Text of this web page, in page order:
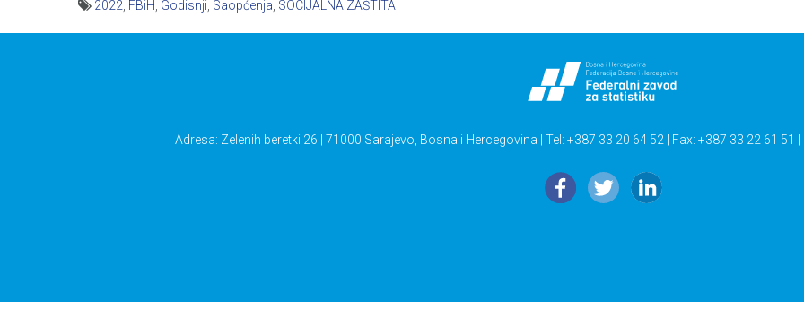
2022 FBiH Godisnji Saopćenja SOCIJALNA ZAŠTITA
Adresa: Zelenih beretki 26 | 71000 Sarajevo, Bosna i Hercegovina | Tel: +387 33 20 64 52 | Fax: +387 33 22 61 51 |